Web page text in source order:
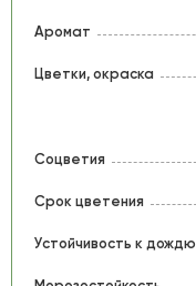
Аромат
Цветки, окраска
Соцветия
Срок цветения
Устойчивость к дождю